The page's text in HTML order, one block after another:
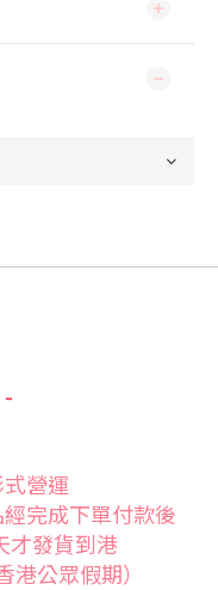
營運
完成下單付款後
才發貨到港
港公眾假期）